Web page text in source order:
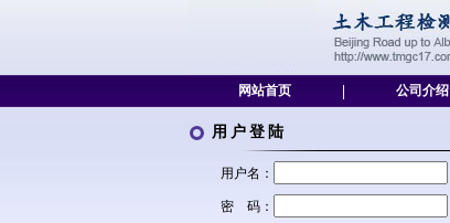
网站首页
公司介绍
用户登陆
用户名：
密 码：